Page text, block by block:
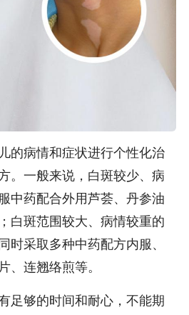
的病情和症状进行个性化治
。一般来说，白斑较少、病
中药配合外用芦荟、丹参油
白斑范围较大、病情较重的
时采取多种中药配方内服、
、连翘络煎等。
足够的时间和耐心，不能期